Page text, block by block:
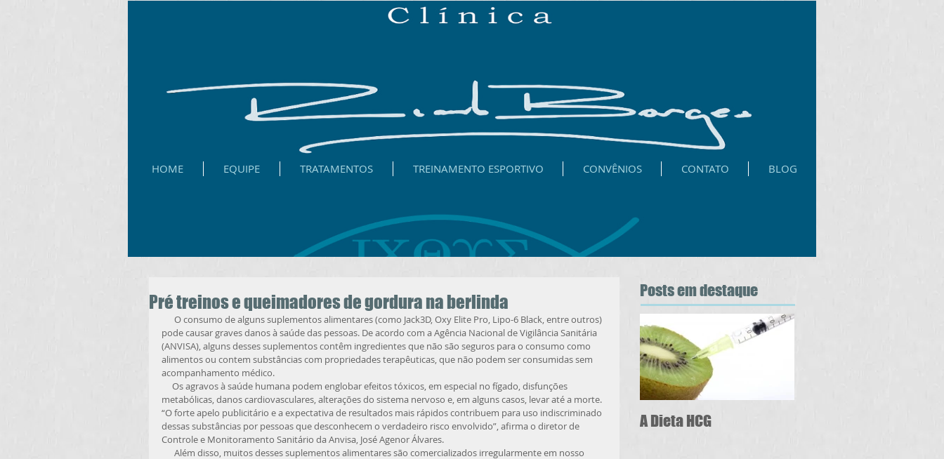
HOME EQUIPE TRATAMENTOS TREINAMENTO ESPORTIVO CONVÊNIOS CONTATO BLOG
Pré treinos e queimadores de gordura na berlinda
pode causar graves danos à saúde das pessoas. De acordo com a Agência Nacional de Vigilância Sanitária
(ANVISA), alguns desses suplementos contêm ingredientes que não são seguros para o consumo como
alimentos ou contem substâncias com propriedades terapêuticas, que não podem ser consumidas sem
acompanhamento médico.
metabólicas, danos cardiovasculares, alterações do sistema nervoso e, em alguns casos, levar até a morte.
“O forte apelo publicitário e a expectativa de resultados mais rápidos contribuem para uso indiscriminado
dessas substâncias por pessoas que desconhecem o verdadeiro risco envolvido”, afirma o diretor de
Controle e Monitoramento Sanitário da Anvisa, José Agenor Álvares.
Postsem destaque
A Dieta HCG